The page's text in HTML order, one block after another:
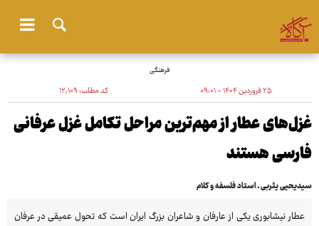
فرهنگی
۲۵ فروردین ۱۴۰۴ - ۰۹:۰۱ کد مطلب:۱۲٬۱۰۹
غزل‌های عطار از مهم‌ترین مراحل تکامل غزل عرفانی
فارسی هستند
سیدیحیی یثربی ـ استاد فلسفه و کلام
عطار نیشابوری یکی از عارفان و شاعران بزرگ ایران است که تحول عمیقی در عرفان